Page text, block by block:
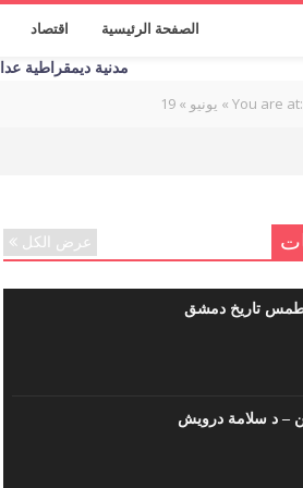
الصفحة الرئيسية اقتصاد
مدنية ديمقراطية عدالة
You are at:
» يونيو »
19
عرض الكل
تاريخ دمشق
– د سلامة درويش